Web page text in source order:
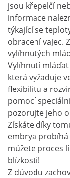
jsou křepelčí
informace
týkající se
obracení vajec.
vylíhnutých
Vylíhnutí mláďat
která vyžaduje
flexibilitu a
pomocí
pozorujte jeho
Získáte díky
embrya
můžete proces
blízkosti!
Z důvodu